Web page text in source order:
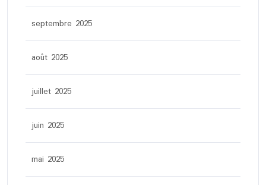
septembre 2025
août 2025
juillet 2025
juin 2025
mai 2025